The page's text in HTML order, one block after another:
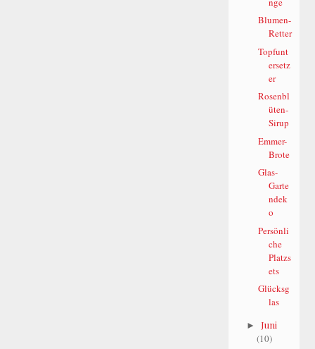
Blumen-
Retter
Topfunt
ersetz
er
Rosenbl
üten-
Sirup
Emmer-
Brote
Glas-
Garte
ndek
o
Persönli
che
Platzs
ets
Glücksg
las
► Juni
(10)